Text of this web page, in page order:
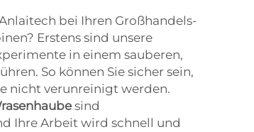
bei Ihren Großhandels-
Erstens sind unsere
in einem sauberen,
So können Sie sicher sein,
nicht verunreinigt werden.
sind
Ihre Arbeit wird schnell und